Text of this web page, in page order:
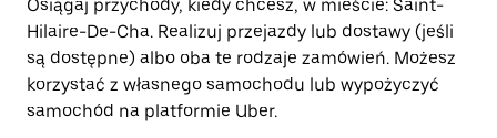
Osiągaj przychody, kiedy chcesz, w mieście: Saint-
Hilaire-De-Cha. Realizuj przejazdy lub dostawy (jeśli
są dostępne) albo oba te rodzaje zamówień. Możesz
korzystać z własnego samochodu lub wypożyczyć
samochód na platformie Uber.